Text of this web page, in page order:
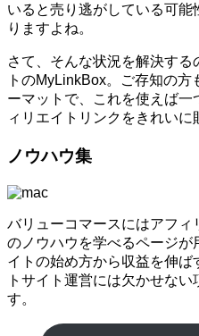
いると売り逃がしている可
りますよね。
さて、そんな状況を解決す
トのMyLinkBox。ご存知の
ーマットで、これを使えば
ィリエイトリンクをきれいに
ノウハウ集
バリューコマースにはアフィ
のノウハウを学べるページ
イトの始め方から収益を伸ば
トサイト運営には欠かせな
す。